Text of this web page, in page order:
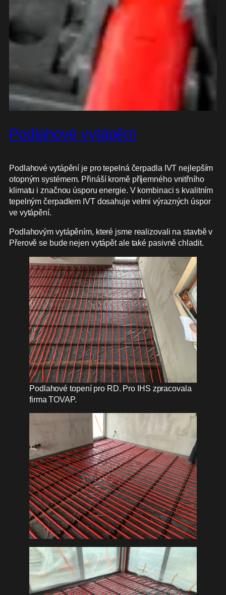
Podlahové vytápění
Podlahové vytápění je pro tepelná čerpadla IVT nejlepším
otopným systémem. Přináší kromě příjemného vnitřního
klimatu i značnou úsporu energie. V kombinaci s kvalitním
tepelným čerpadlem IVT dosahuje velmi výrazných úspor
ve vytápění.
Podlahovým vytápěním, které jsme realizovali na stavbě v
Přerově se bude nejen vytápět ale také pasivně chladit.
Podlahové topení pro RD. Pro IHS zpracovala
firma TOVAP.